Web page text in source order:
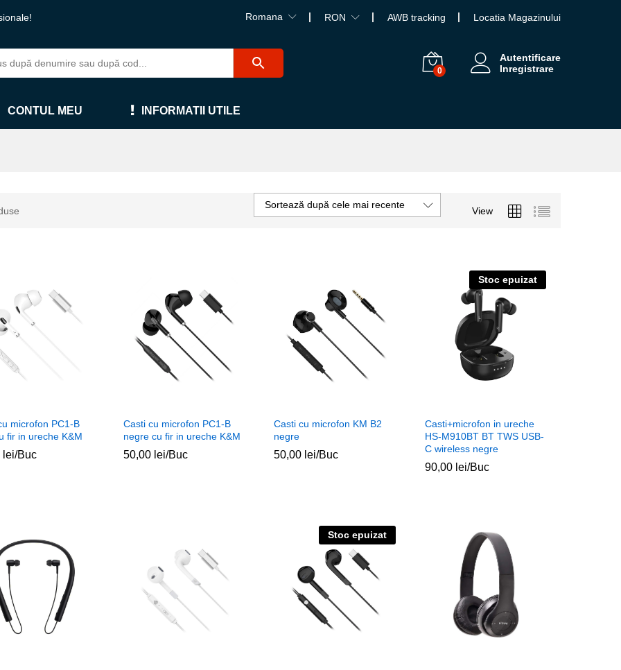
Romana RON AWB tracking Locatia Magazinului
0
Autentificare
Inregistrare
CONTUL MEU INFORMATII UTILE
View
Sortează după cele mai recente
microfon PC1-B
fir in ureche K&M
lei/Buc
lei
Casti cu microfon PC1-B
negre cu fir in ureche K&M
50,00 lei/Buc
50,00 lei
Casti cu microfon KM B2
negre
50,00 lei/Buc
50,00 lei
Stoc epuizat
Casti+microfon in ureche
HS-M910BT BT TWS USB-
C wireless negre
90,00 lei/Buc
90,00 lei
Stoc epuizat